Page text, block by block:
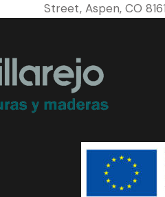
Street, Aspen, CO